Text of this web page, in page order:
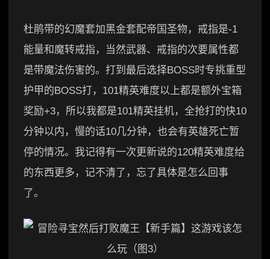
杜鹃带的幻魔套加黑金套配帝国圣物，戒指是-1
能量和魔转戒指，当然武器、戒指的次要属性都
是带魔法伤害的。打到最后选择BOSS时专挑重型
护甲的BOSS打，101精英难度以上都是额外宝箱
奖励+3，所以我都是101精英挂机，全抢打的快10
分钟以内，慢的话10几分钟，也会有英雄死亡暂
停的情况。我记得有一次更新说的120精英难度给
的东西更多，记不清了，忘了具体是怎么回事
了。